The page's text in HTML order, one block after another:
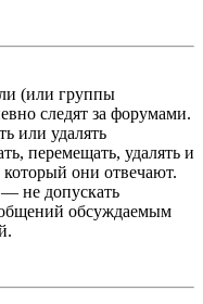
(или группы
следят за форумами.
или удалять
перемещать, удалять и
они отвечают.
не допускать
обсуждаемым